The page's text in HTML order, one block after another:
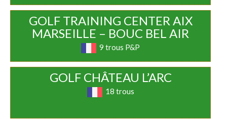
GOLF TRAINING CENTER AIX
MARSEILLE – BOUC BEL AIR
9 trous P&P
GOLF CHÂTEAU L’ARC
18 trous